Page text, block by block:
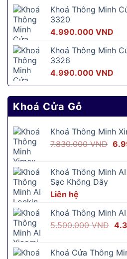
là:
Khoá Thông Minh
3320
4.990.000 VND
Khoá Thông Minh
3326
4.990.000 VND
Khoá Cửa Gỗ
Khoá Thông Minh
7.830.000VND Giá
Khoá Thông Minh
Sạc Không Dây
Liên hệ
Khoá Thông Minh
5.500.000VND Giá
Khoá Cửa Thông